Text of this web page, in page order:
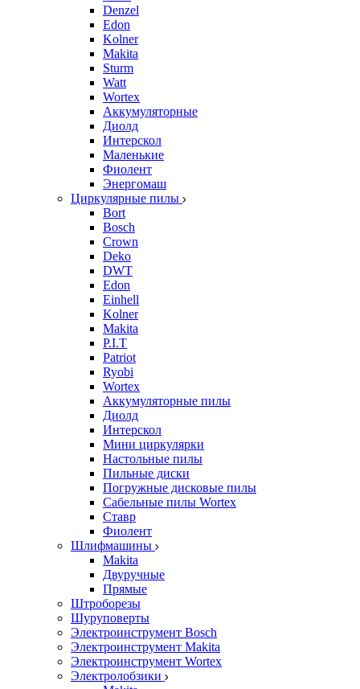
Denzel
Edon
Kolner
Makita
Sturm
Watt
Wortex
Аккумуляторные
Диолд
Интерскол
Маленькие
Фиолент
Энергомаш
Циркулярные пилы
Bort
Bosch
Crown
Deko
DWT
Edon
Einhell
Kolner
Makita
P.I.T
Patriot
Ryobi
Wortex
Аккумуляторные пилы
Диолд
Интерскол
Мини циркулярки
Настольные пилы
Пильные диски
Погружные дисковые пилы
Сабельные пилы Wortex
Ставр
Фиолент
Шлифмашины
Makita
Двуручные
Прямые
Штроборезы
Шуруповерты
Электроинструмент Bosch
Электроинструмент Makita
Электроинструмент Wortex
Электролобзики